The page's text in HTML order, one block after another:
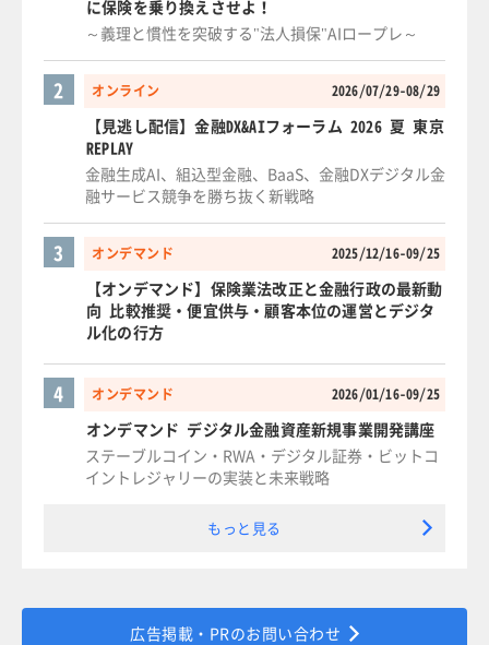
に保険を乗り換えさせよ！
～義理と慣性を突破する"法人損保"AIロープレ～
オンライン 2026/07/29-08/29
2
【見逃し配信】金融DX&AIフォーラム 2026 夏 東京
REPLAY
金融生成AI、組込型金融、BaaS、金融DXデジタル金
融サービス競争を勝ち抜く新戦略
オンデマンド 2025/12/16-09/25
3
【オンデマンド】保険業法改正と金融行政の最新動
向 比較推奨・便宜供与・顧客本位の運営とデジタ
ル化の行方
オンデマンド 2026/01/16-09/25
4
オンデマンド デジタル金融資産新規事業開発講座
ステーブルコイン・RWA・デジタル証券・ビットコ
イントレジャリーの実装と未来戦略
もっと見る
広告掲載・PRのお問い合わせ